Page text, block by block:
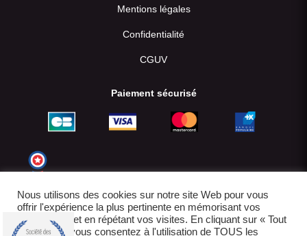
Mentions légales
Confidentialité
CGUV
Paiement sécurisé
Nous utilisons des cookies sur notre site Web pour vous
offrir l'expérience la plus pertinente en mémorisant vos
préférences et en répétant vos visites. En cliquant sur « Tout
accepter », vous consentez à l'utilisation de TOUS les